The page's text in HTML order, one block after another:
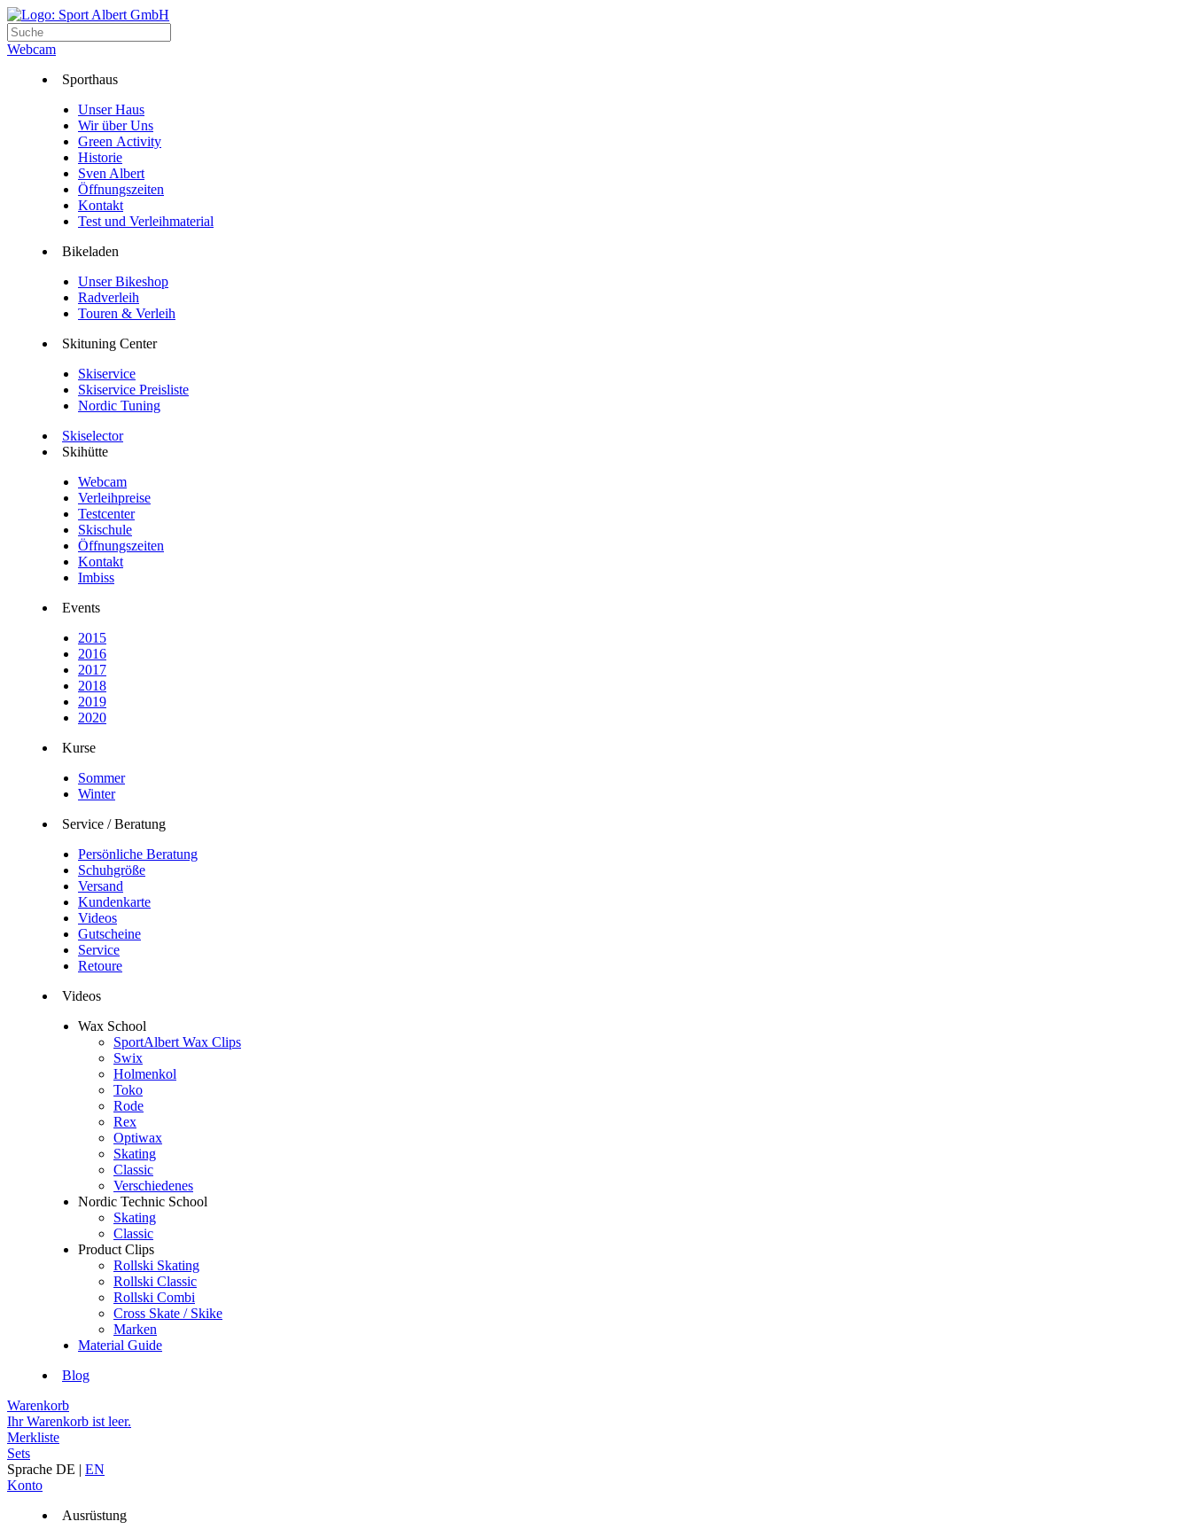
Webcam
Sporthaus
Unser Haus
Wir über Uns
Green Activity
Historie
Sven Albert
Öffnungszeiten
Kontakt
Test und Verleihmaterial
Bikeladen
Unser Bikeshop
Radverleih
Touren & Verleih
Skituning Center
Skiservice
Skiservice Preisliste
Nordic Tuning
Skiselector
Skihütte
Webcam
Verleihpreise
Testcenter
Skischule
Öffnungszeiten
Kontakt
Imbiss
Events
2015
2016
2017
2018
2019
2020
Kurse
Sommer
Winter
Service / Beratung
Persönliche Beratung
Schuhgröße
Versand
Kundenkarte
Videos
Gutscheine
Service
Retoure
Videos
Wax School
SportAlbert Wax Clips
Swix
Holmenkol
Toko
Rode
Rex
Optiwax
Skating
Classic
Verschiedenes
Nordic Technic School
Skating
Classic
Product Clips
Rollski Skating
Rollski Classic
Rollski Combi
Cross Skate / Skike
Marken
Material Guide
Blog
Warenkorb
Ihr Warenkorb ist leer.
Merkliste
Sets
Sprache DE | EN
Konto
Ausrüstung